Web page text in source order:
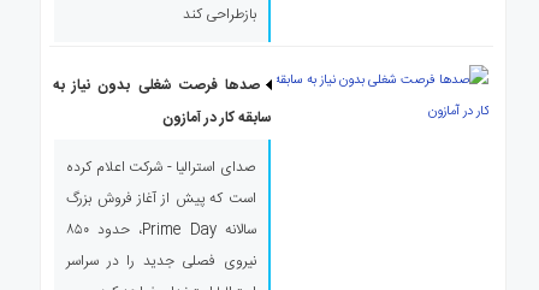
بازطراحی کند
صدها فرصت شغلی بدون نیاز به
سابقه کار در آمازون
صدای استرالیا - شرکت اعلام کرده
است که پیش از آغاز فروش بزرگ
سالانه Prime Day، حدود ۸۵۰
نیروی فصلی جدید را در سراسر